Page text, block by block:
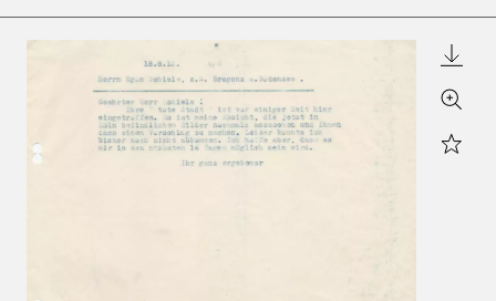
Zoom
Star